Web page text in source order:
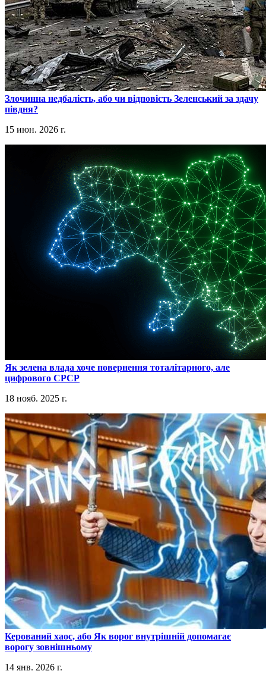
​Злочинна недбалість, або чи відповість Зеленський за здачу
півдня?
15 июн. 2026 г.
​Як зелена влада хоче повернення тоталітарного, але
цифрового СРСР
18 нояб. 2025 г.
​Керований хаос, або Як ворог внутрішній допомагає
ворогу зовнішньому
14 янв. 2026 г.